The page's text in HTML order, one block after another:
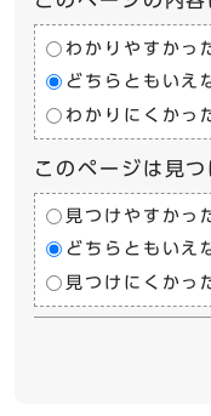
わかりやすかっ
どちらともいえ
わかりにくかっ
このページは見
見つけやすかっ
どちらともいえ
見つけにくかっ